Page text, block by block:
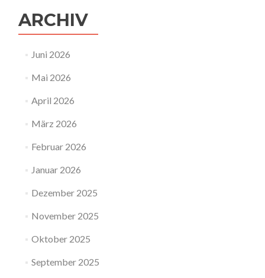
ARCHIV
Juni 2026
Mai 2026
April 2026
März 2026
Februar 2026
Januar 2026
Dezember 2025
November 2025
Oktober 2025
September 2025